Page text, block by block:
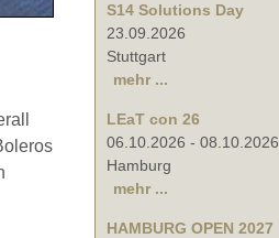
S14 Solutions Day
23.09.2026
Stuttgart
mehr ...
LEaT con 26
06.10.2026 - 08.10.2026
Hamburg
mehr ...
HAMBURG OPEN 2027